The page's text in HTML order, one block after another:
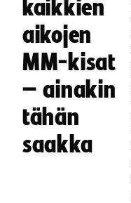
kaikkien
aikojen
MM-kisat
– ainakin
tähän
saakka